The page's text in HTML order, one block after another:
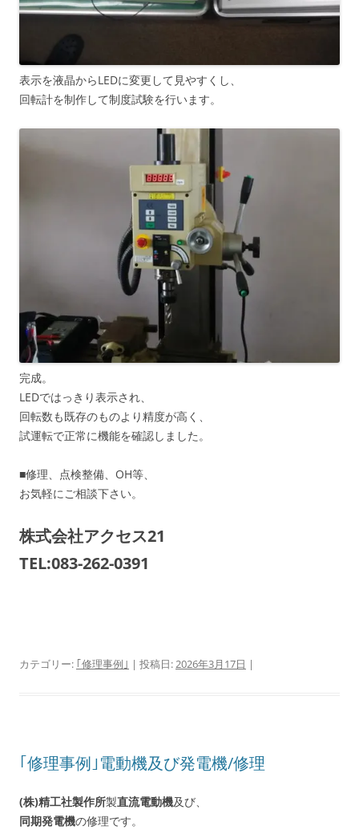
表示を液晶からLEDに変更して見やすくし、
回転計を制作して制度試験を行います。
完成。
LEDではっきり表示され、
回転数も既存のものより精度が高く、
試運転で正常に機能を確認しました。
■修理、点検整備、OH等、
お気軽にご相談下さい。
株式会社アクセス21
TEL:083-262-0391
カテゴリー: ｢修理事例｣ | 投稿日:2026年3月17日 |
｢修理事例｣電動機及び発電機/修理
(株)精工社製作所製直流電動機及び、
同期発電機の修理です。